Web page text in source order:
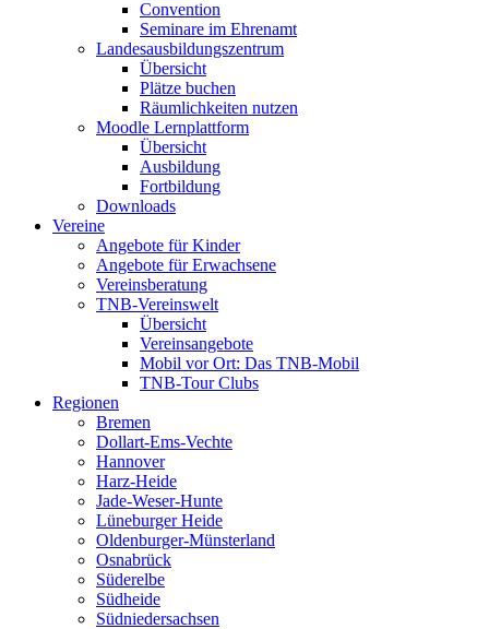
Convention
Seminare im Ehrenamt
Landesausbildungszentrum
Übersicht
Plätze buchen
Räumlichkeiten nutzen
Moodle Lernplattform
Übersicht
Ausbildung
Fortbildung
Downloads
Vereine
Angebote für Kinder
Angebote für Erwachsene
Vereinsberatung
TNB-Vereinswelt
Übersicht
Vereinsangebote
Mobil vor Ort: Das TNB-Mobil
TNB-Tour Clubs
Regionen
Bremen
Dollart-Ems-Vechte
Hannover
Harz-Heide
Jade-Weser-Hunte
Lüneburger Heide
Oldenburger-Münsterland
Osnabrück
Süderelbe
Südheide
Südniedersachsen